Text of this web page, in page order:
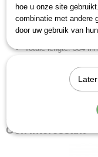
Productspecificaties:
Sleutelwijdte: 8
Totale lengte: 384
Afdrijving: Buiten-
Diameter: 12 mm
Nettogewicht (kg):
Ook interessant
hoe u onze site
combinatie met andere
door uw gebruik van